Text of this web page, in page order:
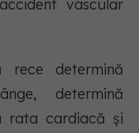
vascular
rece determină
determină
rata cardiacă și